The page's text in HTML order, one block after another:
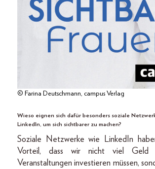
© Farina Deutschmann, campus Verlag
Wieso eignen sich dafür besonders soziale
LinkedIn, um sich sichtbarer zu machen?
Soziale Netzwerke wie LinkedIn
Vorteil, dass wir nicht viel
Veranstaltungen investieren müssen,